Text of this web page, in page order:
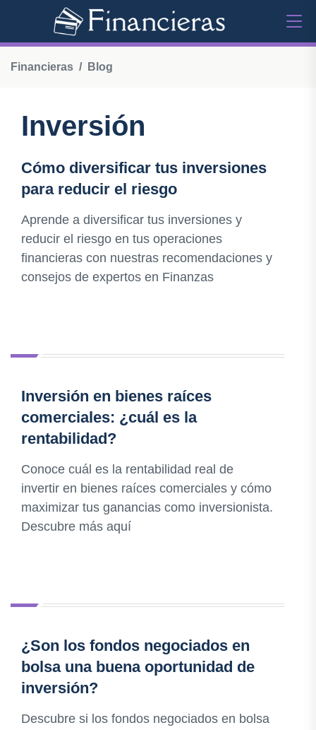
Financieras Blog
Inversión
Cómo diversificar tus inversiones
para reducir el riesgo
Aprende a diversificar tus inversiones y
reducir el riesgo en tus operaciones
financieras con nuestras recomendaciones y
consejos de expertos en Finanzas
Inversión en bienes raíces
comerciales: ¿cuál es la
rentabilidad?
Conoce cuál es la rentabilidad real de
invertir en bienes raíces comerciales y cómo
maximizar tus ganancias como inversionista.
Descubre más aquí
¿Son los fondos negociados en
bolsa una buena oportunidad de
inversión?
Descubre si los fondos negociados en bolsa